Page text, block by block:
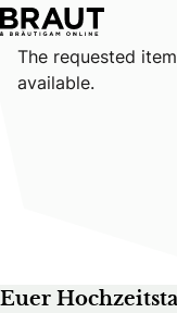
single-wedding-guide
The requested
available.
Euer